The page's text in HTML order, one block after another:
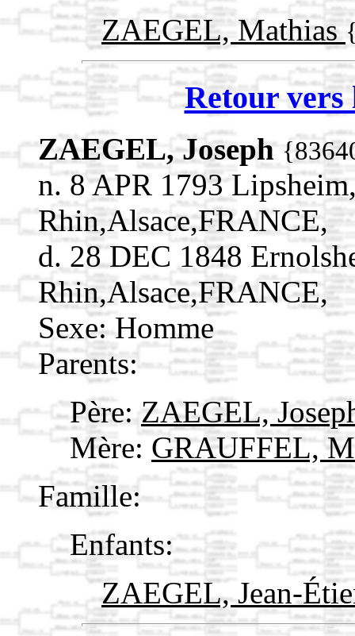
ZAEGEL, Mathias
Retour vers
ZAEGEL, Joseph
n. 8 APR 1793
Rhin,Alsace,FRANCE,
d. 28 DEC 1848
Rhin,Alsace,FRANCE,
Sexe: Homme
Parents:
Père:ZAEGEL,
Mère: GRAUFFEL,
Famille:
Enfants:
ZAEGEL, Jean-